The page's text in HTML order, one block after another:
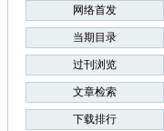
网络首发
当期目录
过刊浏览
文章检索
下载排行